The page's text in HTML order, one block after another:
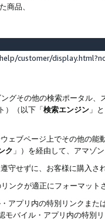
商品、
customer/
グその他の検索ポータル
）（以下「検索エンジン 」
ェブページ上でその他の
ク 」）を経由して、アマゾ
守せずに、お客様に購入さ
ンクが適正にフォーマッ
アプリ内の特別リンクま
モバイル・アプリ内の特別